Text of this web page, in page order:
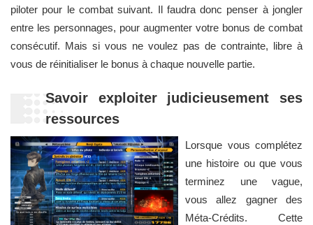
piloter pour le combat suivant. Il faudra donc penser à jongler
entre les personnages, pour augmenter votre bonus de combat
consécutif. Mais si vous ne voulez pas de contrainte, libre à
vous de réinitialiser le bonus à chaque nouvelle partie.
Savoir exploiter judicieusement ses
ressources
Lorsque vous complétez
une histoire ou que vous
terminez une vague,
vous allez gagner des
Méta-Crédits. Cette